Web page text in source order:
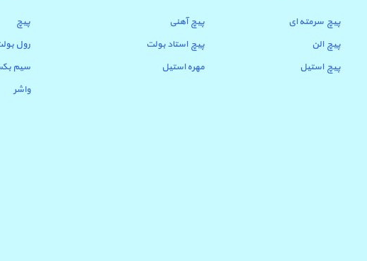
پیچ سرمته ای
پیچ آهنی
پیچ الن
پیچ استاد بولت
پیچ استیل
مهره استیل
پیچ
رول
سیم
واشر